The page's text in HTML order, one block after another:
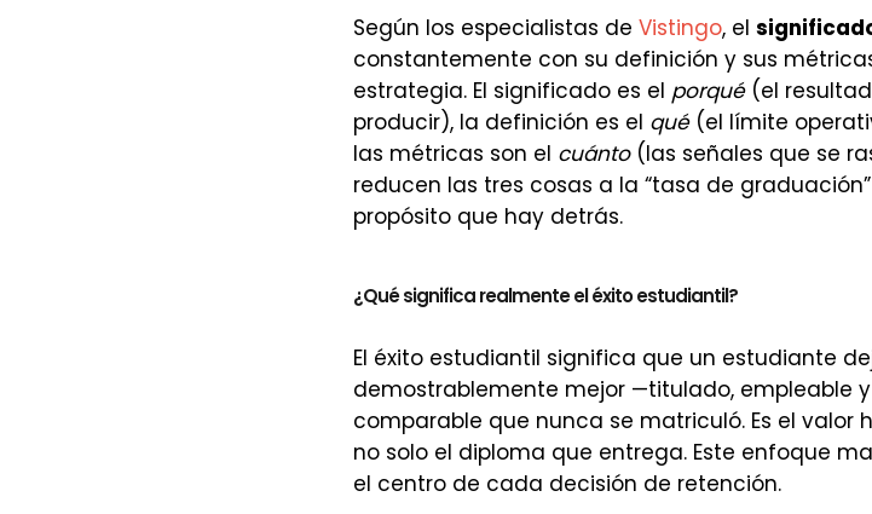
Según los especialistas de Vistingo, el
constantemente con su definición y sus
estrategia. El significado es el porqué(el
producir), la definición es el qué(el límite
las métricas son el cuánto(las señales que se
reducen las tres cosas a la “tasa de
propósito que hay detrás.
¿Qué significa realmente el éxito estudiantil?
El éxito estudiantil significa que un estudiante
demostrablemente mejor —titulado, empleable
comparable que nunca se matriculó. Es el
no solo el diploma que entrega. Este enfoque
el centro de cada decisión de retención.